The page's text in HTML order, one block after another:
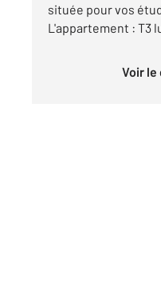
située pour vos
L'appartement : T3
Voir